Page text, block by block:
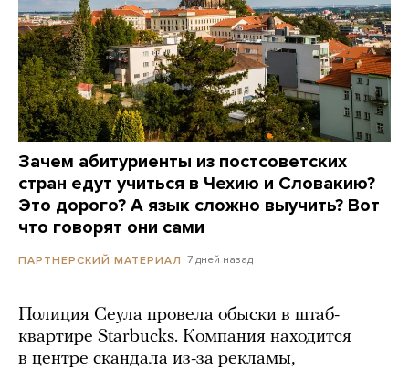
Зачем абитуриенты из постсоветских
стран едут учиться в Чехию и Словакию?
Это дорого? А язык сложно выучить? Вот
что говорят они сами
ПАРТНЕРСКИЙ МАТЕРИАЛ 7 дней назад
Полиция Сеула провела обыски в штаб-
квартире Starbucks. Компания находится
в центре скандала из-за рекламы,